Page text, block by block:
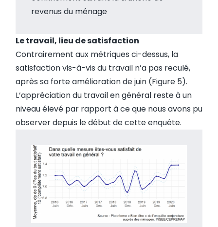
revenus du ménage
Le travail, lieu de satisfaction
Contrairement aux métriques ci-dessus, la
satisfaction vis-à-vis du travail n’a pas reculé,
après sa forte amélioration de juin (Figure 5).
L’appréciation du travail en général reste à un
niveau élevé par rapport à ce que nous avons pu
observer depuis le début de cette enquête.